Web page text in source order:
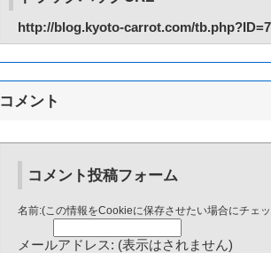
http://blog.kyoto-carrot.com/
コメント
コメント投稿フォーム
名前:(この情報をCookieに保存させたい場合にチェ
メールアドレス: (表示はされません)